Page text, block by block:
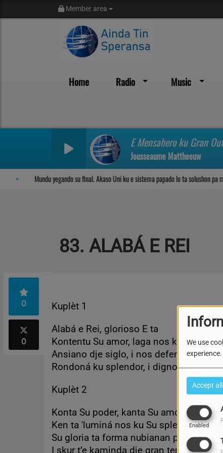
We use
experience.
Accept all
Enabled
Member area
Home Radio Music
E Mensahero ku Gran
Jousseaume Mattheeuw
Mundu yegando su final. Akaso Uni ku e sistema papado lo ta solushon pa
83. ALABÁ E REI
0
0
Kuplèt 1
Alabá e Rei, glorioso E ta
Kontentu Su amor, laga nos kanta
Ansiano dje siglo, i nos defensor
Rondoná ku splendor, i digno d’onor.
Kuplèt 2
Konta Su poder, kanta Su amor
Ken ta 'luminá nos ku Su splendor
Su gloria ta forma nubianan pisá
I skur t’e kaminda dje gran tempestat